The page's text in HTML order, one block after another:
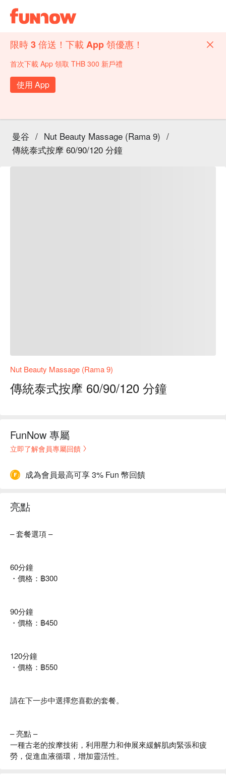
限時 3 倍送！下載 App 領優惠！
首次下載 App 領取 THB 300 新戶禮
使用 App
曼谷 / Nut Beauty Massage (Rama 9) /
傳統泰式按摩 60/90/120 分鐘
Nut Beauty Massage (Rama 9)
傳統泰式按摩 60/90/120 分鐘
FunNow 專屬
立即了解會員專屬回饋
成為會員最高可享 3% Fun 幣回饋
亮點
– 套餐選項 –
60分鐘
・價格：฿300
90分鐘
・價格：฿450
120分鐘
・價格：฿550
請在下一步中選擇您喜歡的套餐。
– 亮點 –
一種古老的按摩技術，利用壓力和伸展來緩解肌肉緊張和疲
勞，促進血液循環，增加靈活性。